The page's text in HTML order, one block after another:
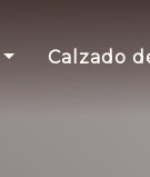
Calzado